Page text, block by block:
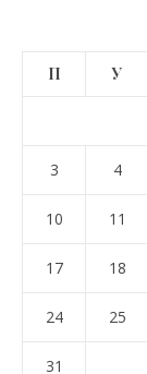
П У
3 4
10 11
17 18
24 25
31